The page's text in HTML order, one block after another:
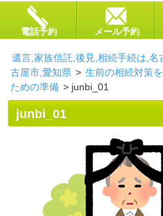
電話予約 メール予約
遺言,家族信託,後見,相続手続は,
古屋市,愛知県 > 生前の相続対策
ための準備 > junbi_01
junbi_01